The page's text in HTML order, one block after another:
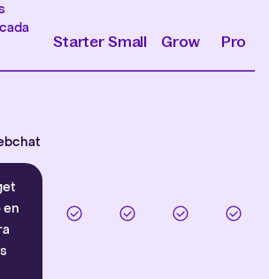
Starter Small Grow Pro
en